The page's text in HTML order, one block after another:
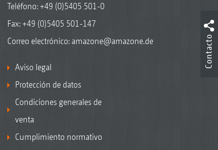
Teléfono:+49 (0)5405 501-0
Fax: +49 (0)5405 501-147
Correo electrónico: amazone@amazone.de
Aviso legal
Protección de datos
Condiciones generales de
venta
Cumplimiento normativo
Contacto